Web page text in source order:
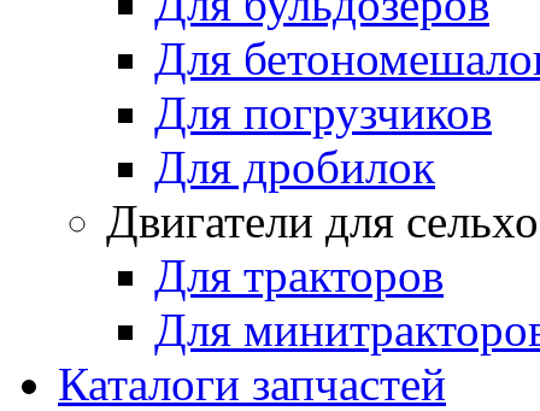
Для
Для погрузчиков
Для дробилок
Двигатели для
Для тракторов
Для
Каталоги запчастей